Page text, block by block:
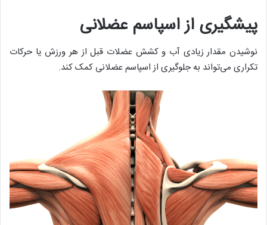
پیشگیری از اسپاسم عضلانی
نوشیدن مقدار زیادی آب و کشش عضلات قبل از هر ورزش یا حرکات
تکراری می‌تواند به جلوگیری از اسپاسم عضلانی کمک کند.